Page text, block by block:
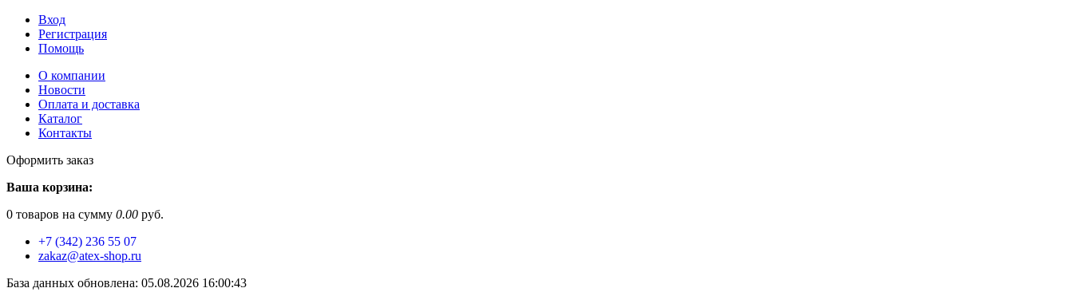
Вход
Регистрация
Помощь
О компании
Новости
Оплата и доставка
Каталог
Контакты
Оформить заказ
Ваша корзина:
0 товаров на сумму 0.00 руб.
+7 (342) 236 55 07
zakaz@atex-shop.ru
База данных обновлена: 05.08.2026 16:00:43